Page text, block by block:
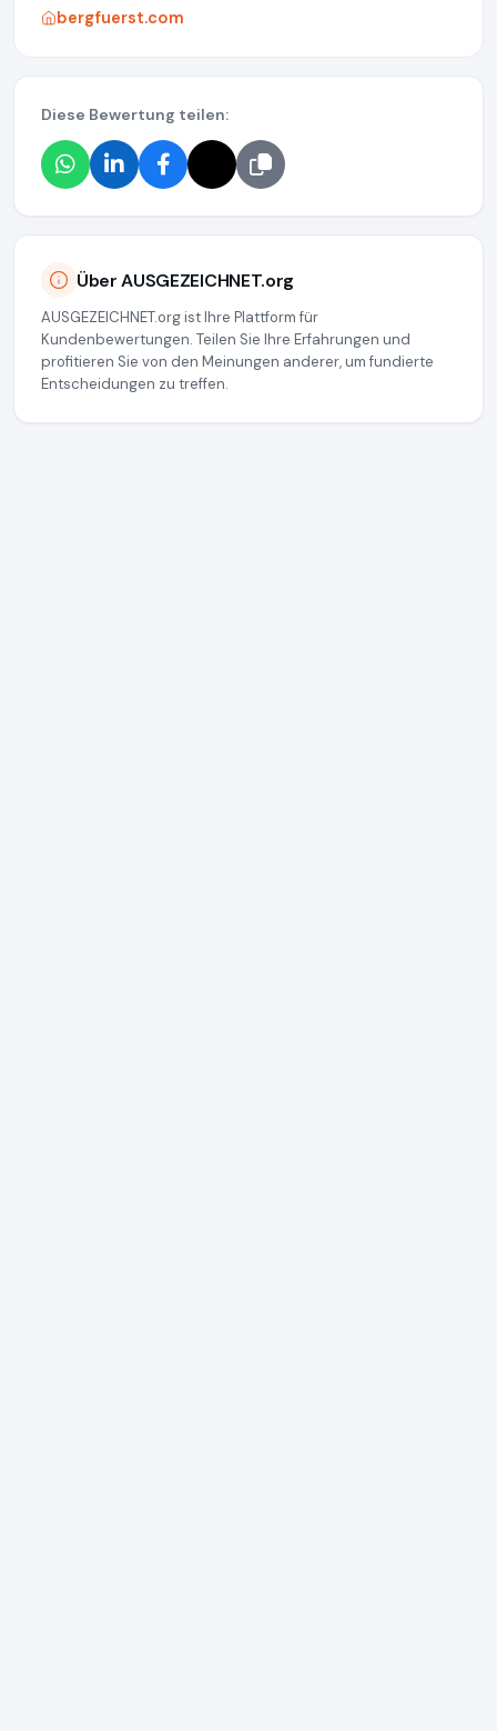
bergfuerst.com
Diese Bewertung teilen:
Über AUSGEZEICHNET.org
AUSGEZEICHNET.org ist Ihre Plattform für
Kundenbewertungen. Teilen Sie Ihre Erfahrungen und
profitieren Sie von den Meinungen anderer, um fundierte
Entscheidungen zu treffen.